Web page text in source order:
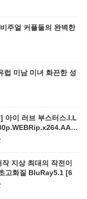
주얼 커플들의 완벽한
럽 미남 미녀 화끈한 성
아이 러브 부스터스.I.L
전이
식자막 초고화질 BluRay5.1 [6